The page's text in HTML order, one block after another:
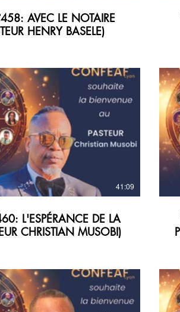
AVEC LE NOTAIRE
HENRY BASELE)
41:09
L'ESPÉRANCE DE LA
CHRISTIAN MUSOBI)